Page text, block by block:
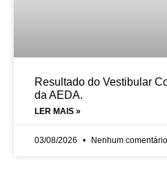
Resultado do Vestibular
da AEDA.
LER MAIS »
03/08/2026 Nenhum comentário